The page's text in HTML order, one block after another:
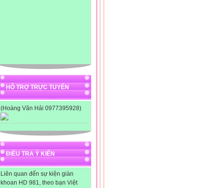
HỖ TRỢ TRỰC TUYẾN
(Hoàng Văn Hải 0977395928)
ĐIỀU TRA Ý KIẾN
Liên quan đến sự kiện giàn
khoan HD 981, theo bạn Việt